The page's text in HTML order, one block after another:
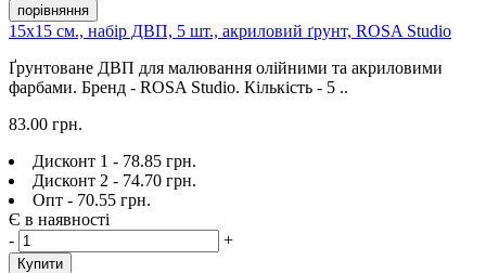
порівняння
15х15 см., набір ДВП, 5 шт., акриловий ґрунт, ROSA Studio
Ґрунтоване ДВП для малювання олійними та акриловими
фарбами. Бренд - ROSA Studio. Кількість - 5 ..
83.00 грн.
Дисконт 1 - 78.85 грн.
Дисконт 2 - 74.70 грн.
Опт - 70.55 грн.
Є в наявності
-
+
Купити